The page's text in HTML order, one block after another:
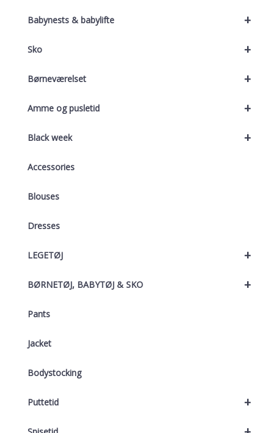
+
Babynests & babylifte
+
Sko
+
Børneværelset
+
Amme og pusletid
+
Black week
Accessories
Blouses
Dresses
+
LEGETØJ
+
BØRNETØJ, BABYTØJ & SKO
Pants
Jacket
Bodystocking
+
Puttetid